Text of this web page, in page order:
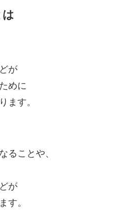
は
が
めに
ます。
ることや、
が
す。